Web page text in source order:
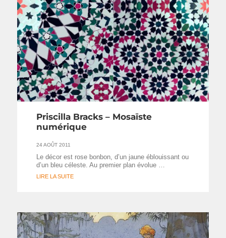
Priscilla Bracks – Mosaïste
numérique
24 AOÛT 2011
Le décor est rose bonbon, d’un jaune éblouissant ou
d’un bleu céleste. Au premier plan évolue …
LIRE LA SUITE